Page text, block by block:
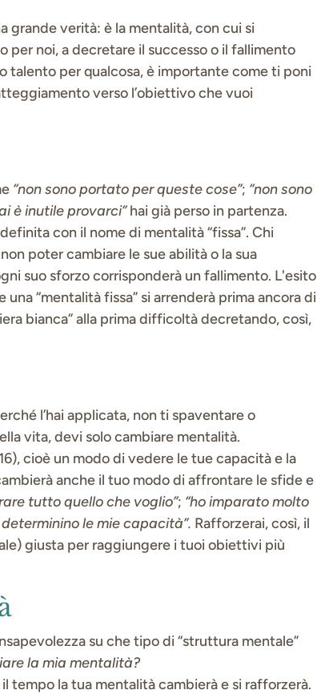
grande verità: è la mentalità, con cui si
per noi, a decretare il successo o il fallimento
talento per qualcosa, è importante come ti poni
verso l’obiettivo che vuoi
“non sono portato per queste cose”; “non sono
è inutile provarci”hai già perso in partenza.
con il nome di mentalità “fissa”. Chi
poter cambiare le sue abilità o la sua
suo sforzo corrisponderà un fallimento. L'esito
“mentalità fissa” si arrenderà prima ancora di
bianca” alla prima difficoltà decretando, così,
l’hai applicata, non ti spaventare o
vita, devi solo cambiare mentalità.
cioè un modo di vedere le tue capacità e la
anche il tuo modo di affrontare le sfide e
tutto quello che voglio”; “ho imparato molto
le mie capacità”. Rafforzerai, così, il
giusta per raggiungere i tuoi obiettivi più
su che tipo di “struttura mentale”
la mia mentalità?
tempo la tua mentalità cambierà e si rafforzerà.